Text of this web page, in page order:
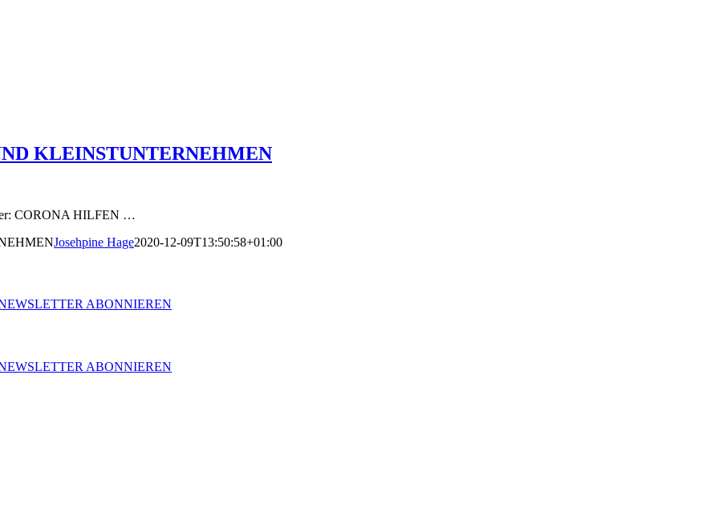
KLEINSTUNTERNEHMEN
CORONA HILFEN …
Josehpine Hage2020-12-09T13:50:58+01:00
ABONNIEREN
ABONNIEREN